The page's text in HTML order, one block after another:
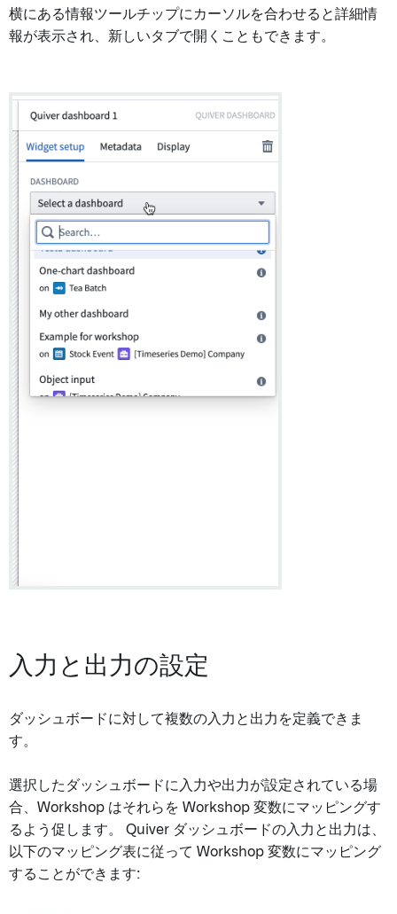
横にある情報ツールチップにカーソルを合わせると詳細情
報が表示され、新しいタブで開くこともできます。
入力と出力の設定
ダッシュボードに対して複数の入力と出力を定義できま
す。
選択したダッシュボードに入力や出力が設定されている場
合、Workshop はそれらを Workshop 変数にマッピングす
るよう促します。 Quiver ダッシュボードの入力と出力は、
以下のマッピング表に従って Workshop 変数にマッピング
することができます: